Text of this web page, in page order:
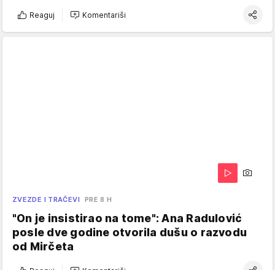
Reaguj Komentariši
ZVEZDE I TRAČEVI PRE 8 H
"On je insistirao na tome": Ana Radulović
posle dve godine otvorila dušu o razvodu
od Mirčeta